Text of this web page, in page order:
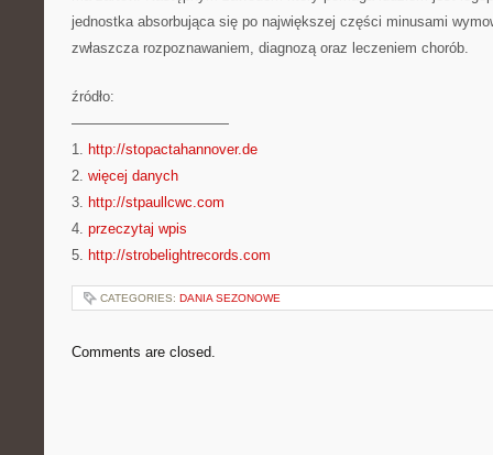
jednostka absorbująca się po największej części minusami
zwłaszcza rozpoznawaniem, diagnozą oraz leczeniem chorób.
źródło:
———————————
1. http://stopactahannover.de
2. więcej danych
3. http://stpaullcwc.com
4. przeczytaj wpis
5. http://strobelightrecords.com
CATEGORIES: DANIA SEZONOWE
Comments are closed.